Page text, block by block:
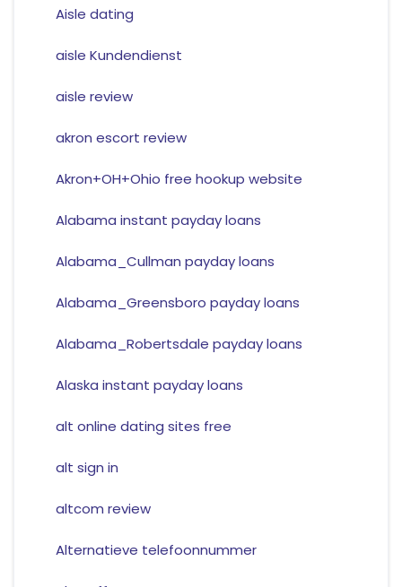
Aisle dating
aisle Kundendienst
aisle review
akron escort review
Akron+OH+Ohio free hookup website
Alabama instant payday loans
Alabama_Cullman payday loans
Alabama_Greensboro payday loans
Alabama_Robertsdale payday loans
Alaska instant payday loans
alt online dating sites free
alt sign in
altcom review
Alternatieve telefoonnummer